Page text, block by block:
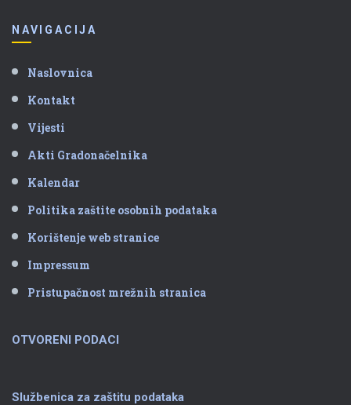
NAVIGACIJA
Naslovnica
Kontakt
Vijesti
Akti Gradonačelnika
Kalendar
Politika zaštite osobnih podataka
Korištenje web stranice
Impressum
Pristupačnost mrežnih stranica
OTVORENI PODACI
Službenica za zaštitu podataka